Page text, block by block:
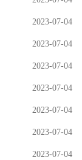
2023-07-04
2023-07-04
2023-07-04
2023-07-04
2023-07-04
2023-07-04
2023-07-04